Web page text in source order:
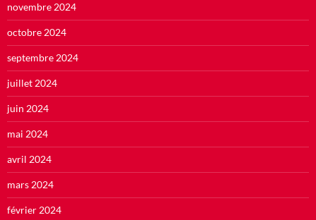
novembre 2024
octobre 2024
septembre 2024
juillet 2024
juin 2024
mai 2024
avril 2024
mars 2024
février 2024